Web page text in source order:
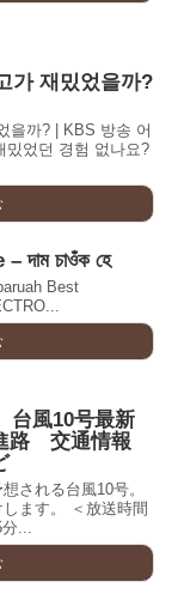
가 재밌었을까?
을까? | KBS 방송 어
밌었던 경험 없나요?
চাওঁক হে
Best
風10号最新
路 交通情報
される台風10号。
ます。 ＜放送時間
...